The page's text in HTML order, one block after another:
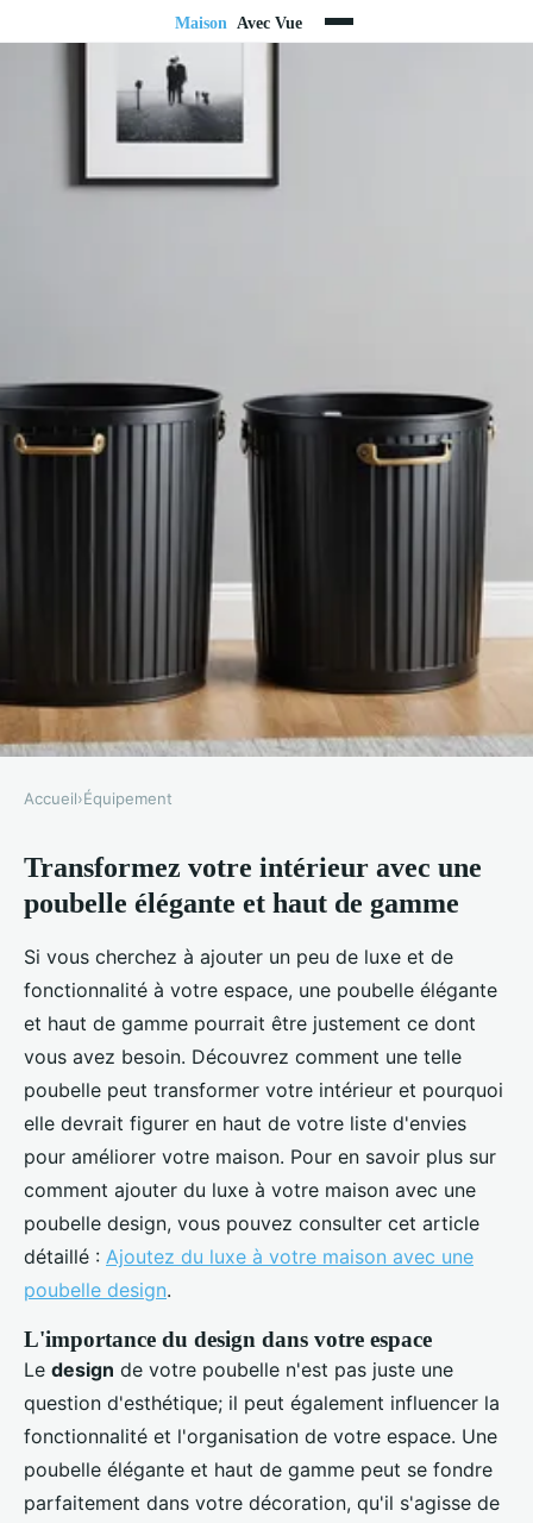
ÉQUIPEMENT
Transformez votre intérieur
avec une poubelle élégante et
haut de gamme
Lisa • 18 février 2025 5 min de lecture
Accueil›Équipement
Transformez votre intérieur avec une
poubelle élégante et haut de gamme
Si vous cherchez à ajouter un peu de luxe et de
fonctionnalité à votre espace, une poubelle élégante
et haut de gamme pourrait être justement ce dont
vous avez besoin. Découvrez comment une telle
poubelle peut transformer votre intérieur et pourquoi
elle devrait figurer en haut de votre liste d'envies
pour améliorer votre maison. Pour en savoir plus sur
comment ajouter du luxe à votre maison avec une
poubelle design, vous pouvez consulter cet article
détaillé : Ajoutez du luxe à votre maison avec une
poubelle design.
L'importance du design dans votre espace
Le design de votre poubelle n'est pas juste une
question d'esthétique; il peut également influencer la
fonctionnalité et l'organisation de votre espace. Une
poubelle élégante et haut de gamme peut se fondre
parfaitement dans votre décoration, qu'il s'agisse de